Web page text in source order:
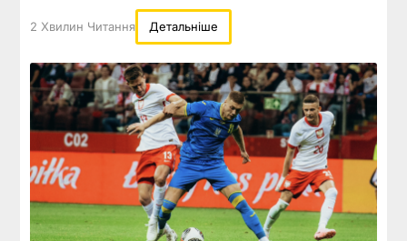
2 Хвилин Читання Детальніше